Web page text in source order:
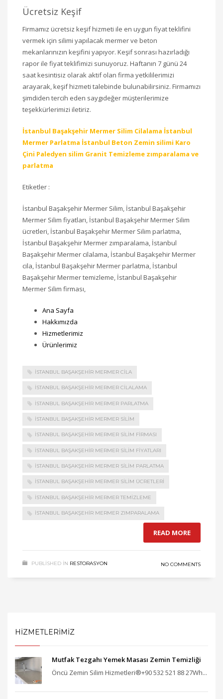
Ücretsiz Keşif
Firmamız ücretsiz keşif hizmeti ile en uygun fiyat teklifini
vermek için silimi yapılacak mermer ve beton
mekanlarınızın keşifini yapıyor. Keşif sonrası hazırladığı
rapor ile fiyat teklifimizi sunuyoruz. Haftanın 7 günü 24
saat kesintisiz olarak aktif olan firma yetkililerimizi
arayarak, keşif hizmeti talebinde bulunabilirsiniz. Firmamızı
şimdiden tercih eden saygıdeğer müşterilerimize
teşekkürlerimizi iletiriz.
İstanbul Başakşehir Mermer Silim Cilalama İstanbul
Mermer Parlatma İstanbul Beton Zemin silimi Karo
Çini Paledyen silim Granit Temizleme zımparalama ve
parlatma
Etiketler :
İstanbul Başakşehir Mermer Silim, İstanbul Başakşehir
Mermer Silim fiyatları, İstanbul Başakşehir Mermer Silim
ücretleri, İstanbul Başakşehir Mermer Silim parlatma,
İstanbul Başakşehir Mermer zımparalama, İstanbul
Başakşehir Mermer cilalama, İstanbul Başakşehir Mermer
cila, İstanbul Başakşehir Mermer parlatma, İstanbul
Başakşehir Mermer temizleme, İstanbul Başakşehir
Mermer Silim firması,
Ana Sayfa
Hakkımızda
Hizmetlerimiz
Ürünlerimiz
İSTANBUL BAŞAKŞEHIR MERMER CILA
İSTANBUL BAŞAKŞEHIR MERMER CILALAMA
İSTANBUL BAŞAKŞEHIR MERMER PARLATMA
İSTANBUL BAŞAKŞEHIR MERMER SILIM
İSTANBUL BAŞAKŞEHIR MERMER SILIM FIRMASI
İSTANBUL BAŞAKŞEHIR MERMER SILIM FIYATLARI
İSTANBUL BAŞAKŞEHIR MERMER SILIM PARLATMA
İSTANBUL BAŞAKŞEHIR MERMER SILIM ÜCRETLERI
İSTANBUL BAŞAKŞEHIR MERMER TEMIZLEME
İSTANBUL BAŞAKŞEHIR MERMER ZIMPARALAMA
READ MORE
PUBLISHED IN RESTORASYON NO COMMENTS
HİZMETLERİMİZ
Mutfak Tezgahı Yemek Masası Zemin Temizliği
Öncü Zemin Silim Hizmetleri®+90 532 521 88 27Wh...